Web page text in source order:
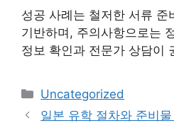
성공 사례는 철저한 서류 준
기반하며, 주의사항으로는
정보 확인과 전문가 상담이
Categories
Uncategorized
일본 유학 절차와 준비